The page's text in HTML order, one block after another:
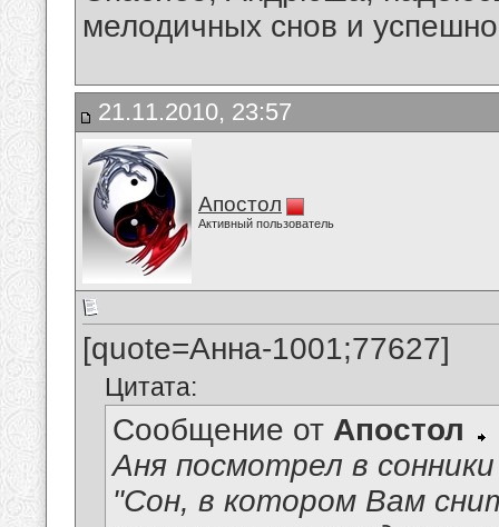
мелодичных снов и
21.11.2010, 23:57
Апостол
Активный пользователь
[quote=Анна-1001;77627]
Цитата:
Сообщение от Апостол
Аня посмотрел в
"Сон, в котором Вам